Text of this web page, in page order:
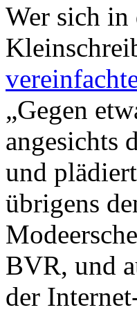
Wer sich in
„Gegen
angesichts
und
übrigens
BVR, und
der